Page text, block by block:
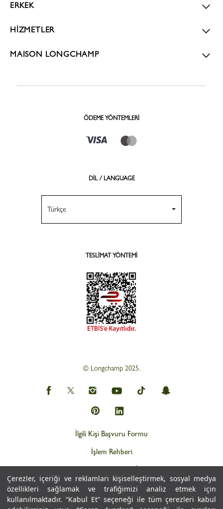
Çerezler, içeriği ve reklamları kişiselleştirmek, sosyal medya
özellikleri sağlamak ve trafiğimizi analiz etmek için
kullanılmaktadır. “Kabul Et” seçeneği ile tüm çerezleri kabul
ERKEK
HİZMETLER
MAISON LONGCHAMP
ÖDEME YÖNTEMLERI
DİL / LANGUAGE
Türkçe
TESLIMAT YÖNTEMI
© Longchamp 2025.
İlgili Kişi Başvuru Formu
İşlem Rehberi
Kişisel Verilerin İşlemesine İlişkin Aydınlatma Metni
Çerez Politikası